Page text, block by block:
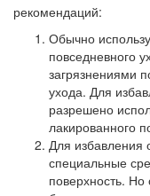
рекомендаций:
Обычно
повседневного
загрязнениями
ухода. Для
разрешено
лакированного
Для избавления
специальные
поверхность.